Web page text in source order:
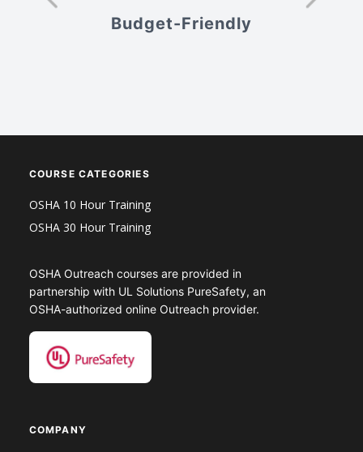
Budget-Friendly
COURSE CATEGORIES
OSHA 10 Hour Training
OSHA 30 Hour Training
OSHA Outreach courses are provided in
partnership with UL Solutions PureSafety, an
OSHA-authorized online Outreach provider.
COMPANY